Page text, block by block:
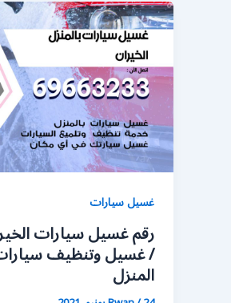
غسيل سيارات
/ غسيل وتنظيف
المنزل